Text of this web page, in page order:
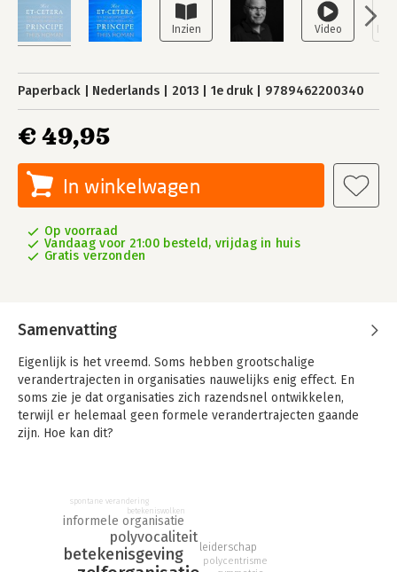
Paperback Nederlands 2013 1e druk 9789462200340
€ 49,95
In winkelwagen
Op voorraad
Vandaag voor 21:00 besteld, vrijdag in huis
Gratis verzonden
Samenvatting
Eigenlijk is het vreemd. Soms hebben grootschalige
verandertrajecten in organisaties nauwelijks enig effect. En
soms zie je dat organisaties zich razendsnel ontwikkelen,
terwijl er helemaal geen formele verandertrajecten gaande
zijn. Hoe kan dit?
worden. Als verandering niet gemanaged wordt, dan gebeurt er
te weinig, - zo is de gedachte. Het gaat dan niet snel genoeg. Of
het gaat juist alle kanten op. Het is echter maar de vraag of
organisaties zich alleen maar ontwikkelen door interventies
betekenisgeving
polyvocaliteit
informele organisatie
leiderschap
polycentrisme
betekeniswolken
spontane verandering